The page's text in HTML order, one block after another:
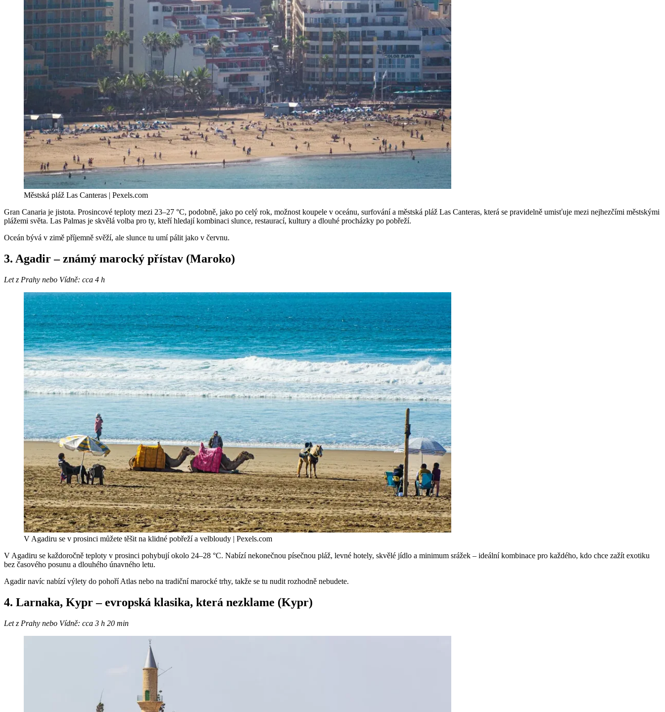
Městská pláž Las Canteras | Pexels.com
Gran Canaria je jistota. Prosincové teploty mezi 23–27 °C, podobně, jako po celý rok, možnost koupele v oceánu, surfování a městská pláž Las Canteras, která se pravidelně umisťuje mezi nejhezčími městskými
plážemi světa. Las Palmas je skvělá volba pro ty, kteří hledají kombinaci slunce, restaurací, kultury a dlouhé procházky po pobřeží.
Oceán bývá v zimě příjemně svěží, ale slunce tu umí pálit jako v červnu.
3. Agadir – známý marocký přístav (Maroko)
Let z Prahy nebo Vídně: cca 4 h
V Agadiru se v prosinci můžete těšit na klidné pobřeží a velbloudy | Pexels.com
V Agadiru se každoročně teploty v prosinci pohybují okolo 24–28 °C. Nabízí nekonečnou písečnou pláž, levné hotely, skvělé jídlo a minimum srážek – ideální kombinace pro každého, kdo chce zažít exotiku
bez časového posunu a dlouhého únavného letu.
Agadir navíc nabízí výlety do pohoří Atlas nebo na tradiční marocké trhy, takže se tu nudit rozhodně nebudete.
4. Larnaka, Kypr – evropská klasika, která nezklame (Kypr)
Let z Prahy nebo Vídně: cca 3 h 20 min